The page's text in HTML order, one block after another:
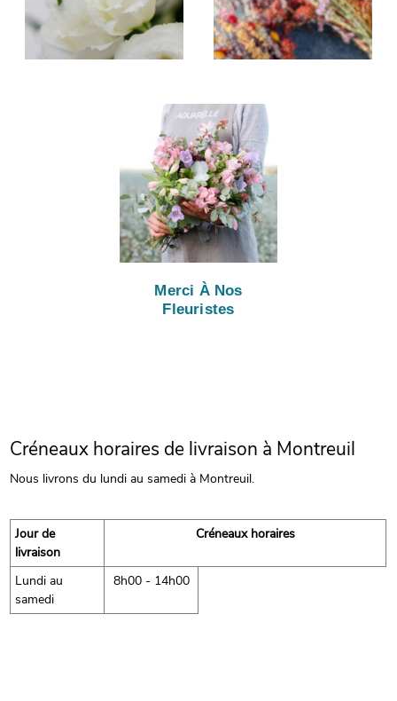
Merci À Nos
Fleuristes
Créneaux horaires de livraison à Montreuil
Nous livrons du lundi au samedi à Montreuil.
Jour de
livraison
Créneaux horaires
Lundi au
samedi
8h00 - 14h00